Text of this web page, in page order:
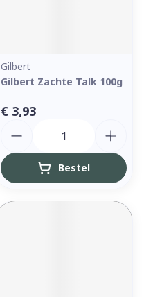
Gilbert
Gilbert Zachte Talk 100g
€ 3,93
Bestel